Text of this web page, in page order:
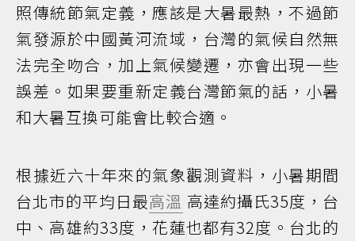
照傳統節氣定義，應該是大暑最熱，不過節
氣發源於中國黃河流域，台灣的氣候自然無
法完全吻合，加上氣候變遷，亦會出現一些
誤差。如果要重新定義台灣節氣的話，小暑
和大暑互換可能會比較合適。
根據近六十年來的氣象觀測資料，小暑期間
台北市的平均日最高溫 高達約攝氏35度，台
中、高雄約33度，花蓮也都有32度。台北的